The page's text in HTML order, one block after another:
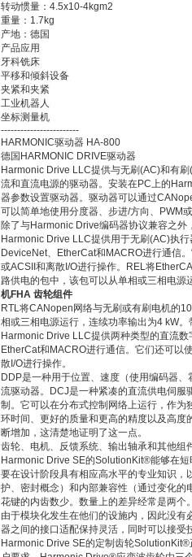
转动惯量：4.5x10-4kgm2
重量：1.7kg
产地：德国
产品应用
牙科铣床
平移和倾斜设备
夹紧和夹紧
工业机器人
坐标测量机
------------------------
HARMONIC驱动器 HA-800
德国HARMONIC DRIVE驱动器
Harmonic Drive LLC提供与无刷(AC)和有
流和直流电源的驱动器。安装在PC上的
器参数设置驱动器。驱动器可以通过
可以简单地使用分度器、步进/方向、PWM
除了与Harmonic Drive编码器协议兼容之
Harmonic Drive LLC提供用于无刷(AC)执
DeviceNet、EtherCat和MACRO进行通信
或ACSII和离散I/O进行操作。REL将
路供电的包中，该包可以从单相或三相电源
机FHA 齿轮组件
RTL将CANopen网络与无刷或有刷电机的
相或三相电源运行，连续功率输出为4 kW
Harmonic Drive LLC提供两种类型的直流
EtherCat和MACRO进行通信。它们还可以
散I/O进行操作。
DDP是一种用于位置、速度（使用编码器
流驱动器。DCJ是一种紧凑的直流供电伺
制。它可以在分布式控制网络上运行，作
环时间、更好的质量和更高的精度以及高
断增加，这清楚地证明了这一点。
齿轮、电机、反馈系统、输出轴承和其他
Harmonic Drive SE的SolutionKit®能够在
要在设计阶段具有相应高水平的专业知识
护、密封概念）和内部兼容性（通过变化
花键的内齿数少。数量上的差异经常是两个
由于模块化发生在他们的设施内，因此没
器之间的接口适配保持灵活，同时可以接
Harmonic Drive SE的定制齿轮